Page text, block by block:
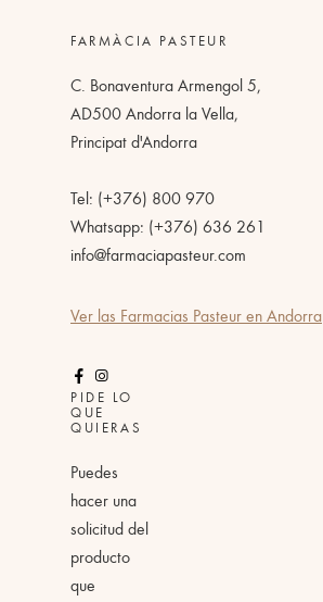
FARMÀCIA PASTEUR
C. Bonaventura Armengol 5,
AD500 Andorra la Vella,
Principat d'Andorra
Tel: (+376) 800 970
Whatsapp: (+376) 636 261
info@farmaciapasteur.com
Ver las Farmacias Pasteur en Andorra
PIDE LO
QUE
QUIERAS
Puedes
hacer una
solicitud del
producto
que